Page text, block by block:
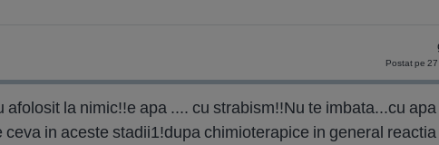
Postat pe
la nimic!!e apa .... cu strabism!!Nu te imbata...cu
in aceste stadii1!dupa chimioterapice in general